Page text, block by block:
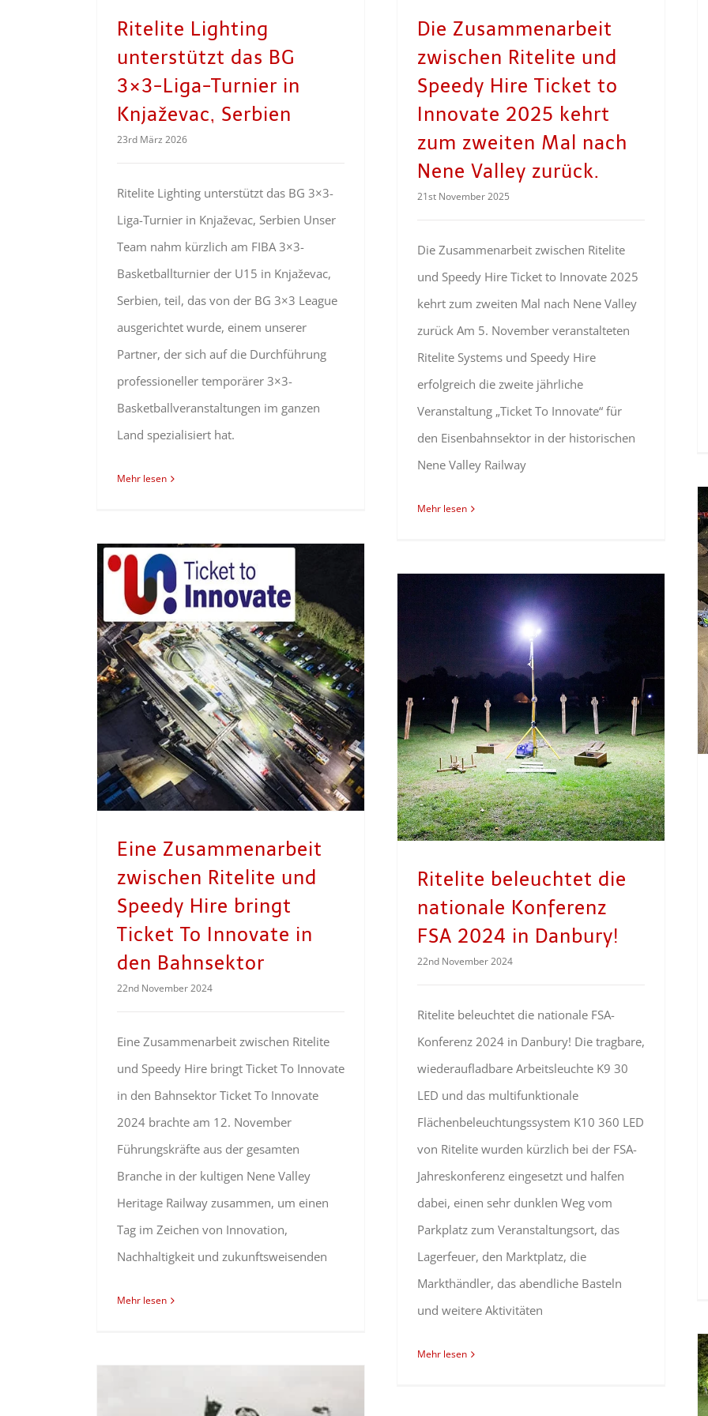
Ritelite Lighting
unterstützt das BG
3×3-Liga-Turnier in
Knjaževac, Serbien
23rd März 2026
Ritelite Lighting unterstützt das BG 3×3-
Liga-Turnier in Knjaževac, Serbien Unser
Team nahm kürzlich am FIBA 3×3-
Basketballturnier der U15 in Knjaževac,
Serbien, teil, das von der BG 3×3 League
ausgerichtet wurde, einem unserer
Partner, der sich auf die Durchführung
professioneller temporärer 3×3-
Basketballveranstaltungen im ganzen
Land spezialisiert hat.
Mehr lesen
Die Zusammenarbeit
zwischen Ritelite und
Speedy Hire Ticket to
Innovate 2025 kehrt
zum zweiten Mal nach
Nene Valley zurück.
21st November 2025
Die Zusammenarbeit zwischen Ritelite
und Speedy Hire Ticket to Innovate 2025
kehrt zum zweiten Mal nach Nene Valley
zurück Am 5. November veranstalteten
Ritelite Systems und Speedy Hire
erfolgreich die zweite jährliche
Veranstaltung „Ticket To Innovate“ für
den Eisenbahnsektor in der historischen
Nene Valley Railway
Mehr lesen
Eine Zusammenarbeit
zwischen Ritelite und
Speedy Hire bringt
Ticket To Innovate in
den Bahnsektor
22nd November 2024
Eine Zusammenarbeit zwischen Ritelite
und Speedy Hire bringt Ticket To Innovate
in den Bahnsektor Ticket To Innovate
2024 brachte am 12. November
Führungskräfte aus der gesamten
Branche in der kultigen Nene Valley
Heritage Railway zusammen, um einen
Tag im Zeichen von Innovation,
Nachhaltigkeit und zukunftsweisenden
Mehr lesen
Ritelite beleuchtet die
nationale Konferenz
FSA 2024 in Danbury!
22nd November 2024
Ritelite beleuchtet die nationale FSA-
Konferenz 2024 in Danbury! Die tragbare,
wiederaufladbare Arbeitsleuchte K9 30
LED und das multifunktionale
Flächenbeleuchtungssystem K10 360 LED
von Ritelite wurden kürzlich bei der FSA-
Jahreskonferenz eingesetzt und halfen
dabei, einen sehr dunklen Weg vom
Parkplatz zum Veranstaltungsort, das
Lagerfeuer, den Marktplatz, die
Markthändler, das abendliche Basteln
und weitere Aktivitäten
Mehr lesen